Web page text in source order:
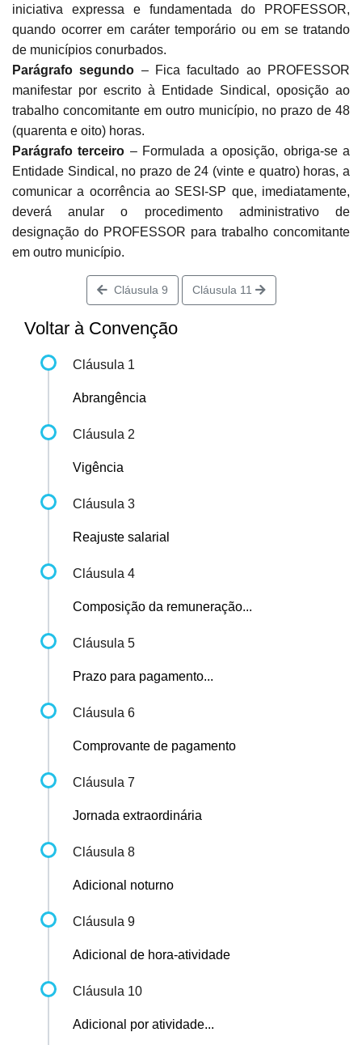
iniciativa expressa e fundamentada do PROFESSOR,
quando ocorrer em caráter temporário ou em se tratando
de municípios conurbados.
Parágrafo segundo – Fica facultado ao PROFESSOR
manifestar por escrito à Entidade Sindical, oposição ao
trabalho concomitante em outro município, no prazo de 48
(quarenta e oito) horas.
Parágrafo terceiro – Formulada a oposição, obriga-se a
Entidade Sindical, no prazo de 24 (vinte e quatro) horas, a
comunicar a ocorrência ao SESI-SP que, imediatamente,
deverá anular o procedimento administrativo de
designação do PROFESSOR para trabalho concomitante
em outro município.
Cláusula 9 Cláusula 11
Voltar à Convenção
Cláusula 1
Abrangência
Cláusula 2
Vigência
Cláusula 3
Reajuste salarial
Cláusula 4
Composição da remuneração...
Cláusula 5
Prazo para pagamento...
Cláusula 6
Comprovante de pagamento
Cláusula 7
Jornada extraordinária
Cláusula 8
Adicional noturno
Cláusula 9
Adicional de hora-atividade
Cláusula 10
Adicional por atividade...